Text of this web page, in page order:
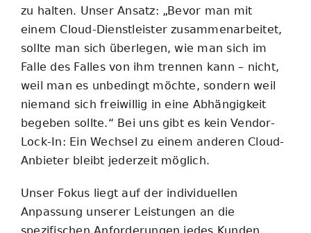
zu halten. Unser Ansatz: „Bevor man mit
einem Cloud-Dienstleister zusammenarbeitet,
sollte man sich überlegen, wie man sich im
Falle des Falles von ihm trennen kann – nicht,
weil man es unbedingt möchte, sondern weil
niemand sich freiwillig in eine Abhängigkeit
begeben sollte.“ Bei uns gibt es kein Vendor-
Lock-In: Ein Wechsel zu einem anderen Cloud-
Anbieter bleibt jederzeit möglich.
Unser Fokus liegt auf der individuellen
Anpassung unserer Leistungen an die